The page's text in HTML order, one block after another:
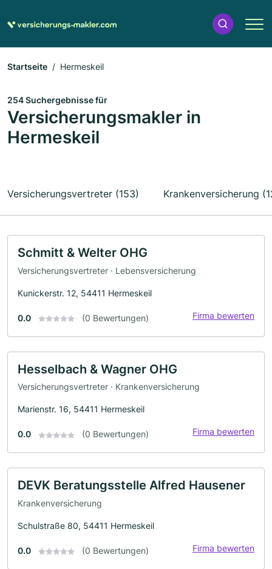
Startseite Hermeskeil
254 Suchergebnisse für
Versicherungsmakler in
Hermeskeil
Versicherungsvertreter (153) Krankenversicherung
Schmitt & Welter OHG
Versicherungsvertreter · Lebensversicherung
Kunickerstr. 12, 54411 Hermeskeil
0.0 (0 Bewertungen) Firma bewerten
Hesselbach & Wagner OHG
Versicherungsvertreter · Krankenversicherung
Marienstr. 16, 54411 Hermeskeil
0.0 (0 Bewertungen) Firma bewerten
DEVK Beratungsstelle Alfred Hausener
Krankenversicherung
Schulstraße 80, 54411 Hermeskeil
0.0 (0 Bewertungen) Firma bewerten